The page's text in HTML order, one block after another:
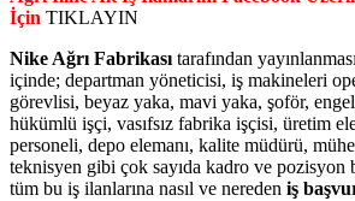
İçin TIKLAYIN
Nike Ağrı Fabrikası tarafından
içinde; departman yöneticisi, iş makineleri
görevlisi, beyaz yaka, mavi yaka, şoför,
hükümlü işçi, vasıfsız fabrika işçisi, üretim
personeli, depo elemanı, kalite müdürü,
teknisyen gibi çok sayıda kadro ve pozisyon
tüm bu iş ilanlarına nasıl ve nereden iş